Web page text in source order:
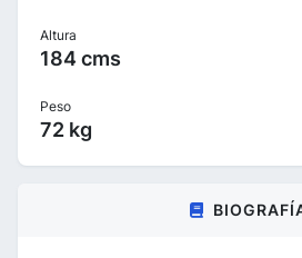
Altura
184 cms
Peso
72 kg